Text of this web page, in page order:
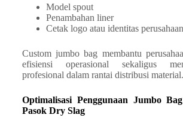
Model spout
Penambahan liner
Cetak logo atau identitas perusahaan
Custom jumbo bag membantu
efisiensi operasional sekaligus
profesional dalam rantai distribusi material.
Optimalisasi Penggunaan Jumbo
Pasok Dry Slag